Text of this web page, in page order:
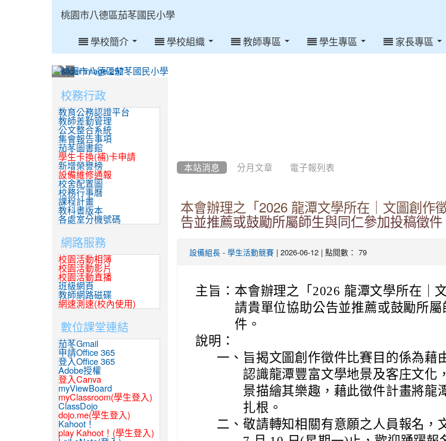
桃園市八德區茄苳國民小學
學校簡介 學校組織 教師專區 學生專區 家長專區
本站消息 分月文章 電子報列表
本會辦理之「2026 龍潭文學所在｜文圖創作
告並推薦或鼓勵所屬師生與同仁參加投稿徵件
設備組長 - 學生活動競賽 | 2026-06-12 | 點閱數： 79
主旨： 本會辦理之「2026 龍潭文學所在｜
請貴單位協助公告並推薦或鼓勵所
件。
說明：
一、 旨揭文圖創作徵件比賽目的係為藉
認識龍潭豐富文學地景及客庄文化
景描繪其樂趣，藉此徵件計畫將龍
扎根。
二、 敬請轉知相關有意願之人員報名，
:::
校務行政
教育公務認證平台
教師差勤管理
公文整合系統
集會報告事項
茄苳圖書館
學生卡換(補)卡申請
新增榮譽榜
設備維修通報
校舍配置圖
校務行事曆
課程計畫
教科書版本
各處室分機號碼
網路服務
校園活動相簿
校園活動影片
校園活動直播
班級網頁
教師網路磁碟
網速測速(校內使用)
數位課堂連結
茄苳Gmail
申請Office 365
登入Office 365
Adobe授權
登入Canva
myViewBoard
myClassroom(學生登入)
ClassDojo
dojo.me(學生登入)
Kahoot！
play Kahoot！(學生登入)